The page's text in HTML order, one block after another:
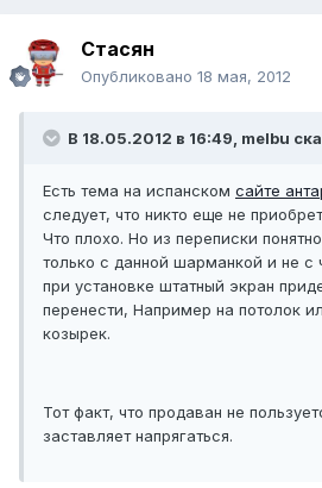
Стасян
Опубликовано 18 мая, 2012
В 18.05.2012 в 16:49, melbu
Есть тема на испанском сайте
следует, что никто еще не
Что плохо. Но из переписки
только с данной шарманкой и не с
при установке штатный экран
перенести, Например на потолок
козырек.
Тот факт, что продаван не
заставляет напрягаться.